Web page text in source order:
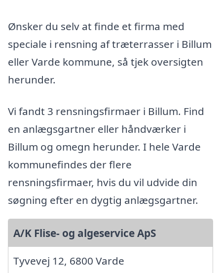
Ønsker du selv at finde et firma med
speciale i rensning af træterrasser i Billum
eller Varde kommune, så tjek oversigten
herunder.
Vi fandt 3 rensningsfirmaer i Billum. Find
en anlægsgartner eller håndværker i
Billum og omegn herunder. I hele Varde
kommunefindes der flere
rensningsfirmaer, hvis du vil udvide din
søgning efter en dygtig anlægsgartner.
A/K Flise- og algeservice ApS
Tyvevej 12, 6800 Varde